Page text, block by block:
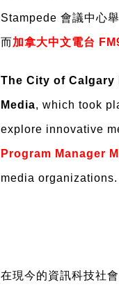
Stampede 會議中心
而加拿大中文電台
The City of Calgary
Media, which took
explore innovative
Program Manager
media organizations.
在現今的資訊科技社會